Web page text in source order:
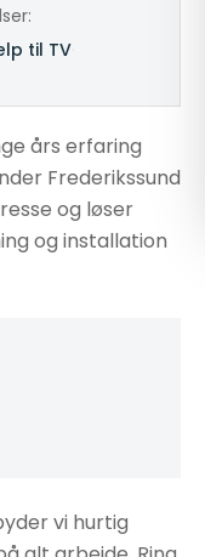
til TV
års erfaring
Frederikssund
og løser
og installation
vi hurtig